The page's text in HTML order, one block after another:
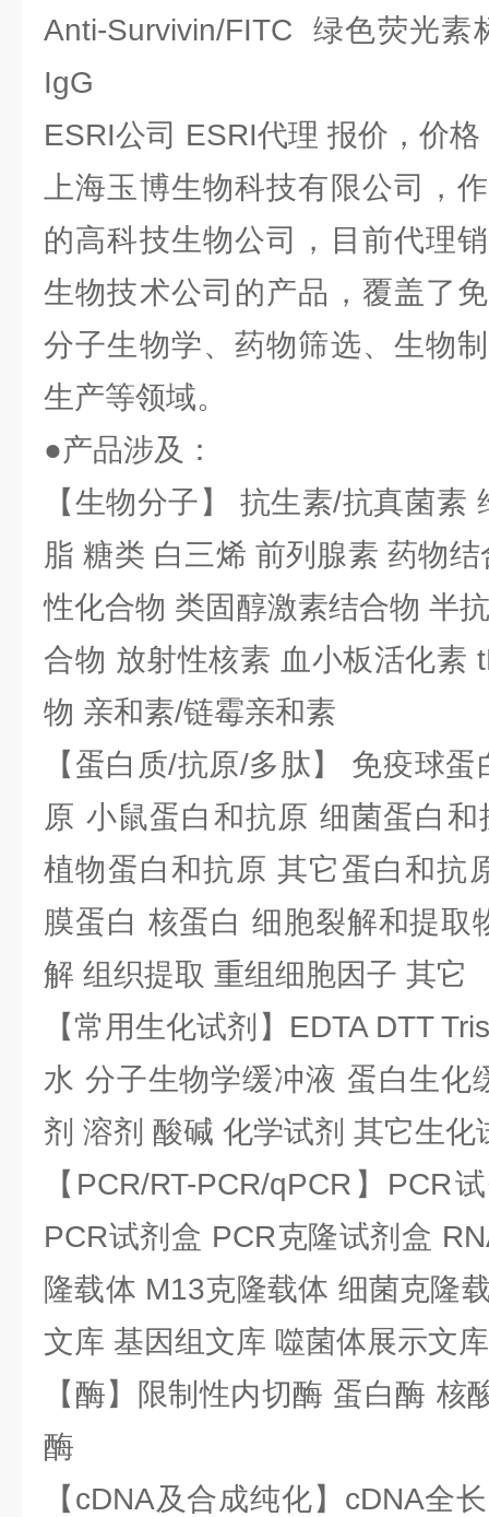
Anti-Survivin/FITC 绿色荧光素
IgG
ESRI公司 ESRI代理 报价，价格
上海玉博生物科技有限公司，
的高科技生物公司，目前代理
生物技术公司的产品，覆盖了
分子生物学、药物筛选、生物
生产等领域。
●产品涉及：
【生物分子】 抗生素/抗真菌素
脂 糖类 白三烯 前列腺素 药物
性化合物 类固醇激素结合物 半
合物 放射性核素 血小板活化素
物 亲和素/链霉亲和素
【蛋白质/抗原/多肽】 免疫球
原 小鼠蛋白和抗原 细菌蛋白
植物蛋白和抗原 其它蛋白和抗
膜蛋白 核蛋白 细胞裂解和提取
解 组织提取 重组细胞因子 其它
【常用生化试剂】EDTA DTT
水 分子生物学缓冲液 蛋白生化
剂 溶剂 酸碱 化学试剂 其它生化
【PCR/RT-PCR/qPCR】PCR
PCR试剂盒 PCR克隆试剂盒
隆载体 M13克隆载体 细菌克隆
文库 基因组文库 噬菌体展示文库
【酶】限制性内切酶 蛋白酶 核
酶
【cDNA及合成纯化】cDNA全